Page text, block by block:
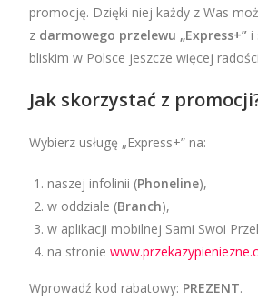
promocję. Dzięki niej każdy z Was
z darmowego przelewu „Express+” i
bliskim w Polsce jeszcze więcej
Jak skorzystać z
Wybierz usługę „Express+” na:
naszej infolinii (Phoneline),
w oddziale (Branch),
w aplikacji mobilnej Sami Swoi
na stronie
Wprowadź kod rabatowy: PREZENT.